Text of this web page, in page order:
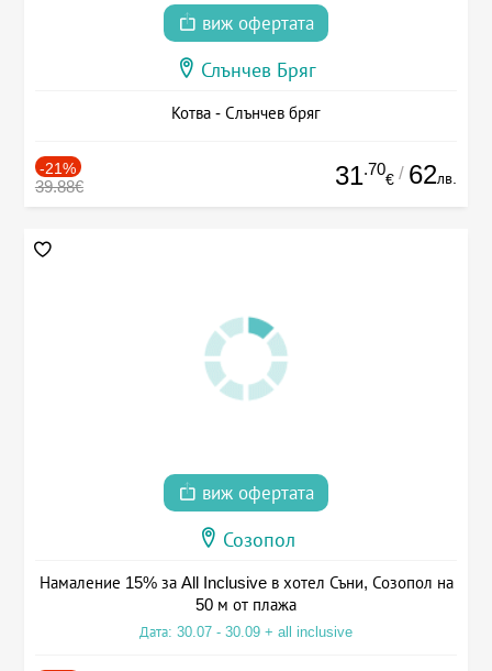
виж офертата
Слънчев Бряг
Котва - Слънчев бряг
-21%
39.88€ 31.70
€ / 62лв.
виж офертата
Созопол
Намаление 15% за All Inclusive в хотел Съни, Созопол на
50 м от плажа
Дата: 30.07 - 30.09 + all inclusive